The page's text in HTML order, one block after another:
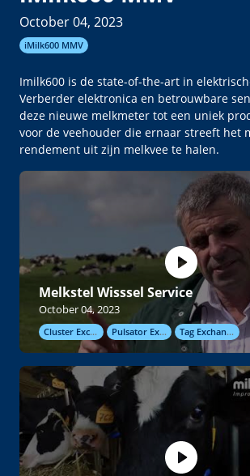
October 04, 2023
iMilk600 MMV
Imilk600 is de state-of-the-art in
Verberder elektronica en betrouwbare
deze nieuwe melkmeter tot een uniek
voor de veehouder die ernaar streeft het
rendement uit zijn melkvee te halen.
Melkstel Wisssel Service
October 04, 2023
Cluster Exchange Pulsator Exchange Tag Exchange